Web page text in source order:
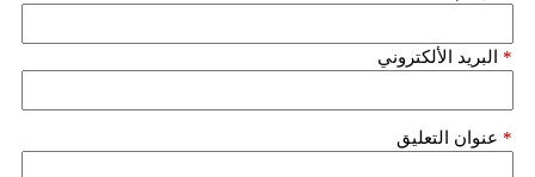
البريد الألكتروني *
عنوان التعليق *